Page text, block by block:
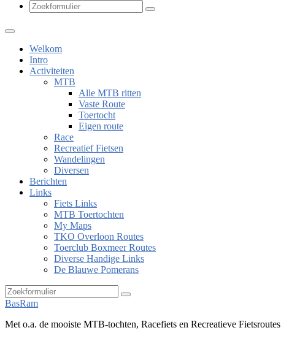
Zoeken
Welkom
Intro
Activiteiten
MTB
Alle MTB ritten
Vaste Route
Toertocht
Eigen route
Race
Recreatief Fietsen
Wandelingen
Diversen
Berichten
Links
Fiets Links
MTB Toertochten
My Maps
TKO Overloon Routes
Toerclub Boxmeer Routes
Diverse Handige Links
De Blauwe Pomerans
Zoeken
BasRam
Met o.a. de mooiste MTB-tochten, Racefiets en Recreatieve Fietsroutes